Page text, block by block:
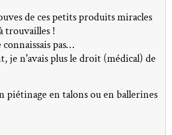
de ces petits produits miracles
trouvailles !
pas…
je n'avais plus le droit (médical) de
piétinage en talons ou en ballerines